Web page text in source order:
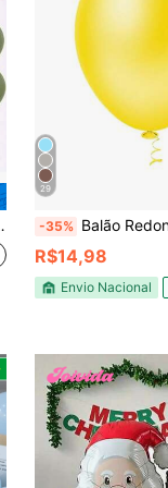
29
-35% Balão Redondo 5, 9 e 16 Polegadas - Pic Pic –
R$14,98
Envio Nacional